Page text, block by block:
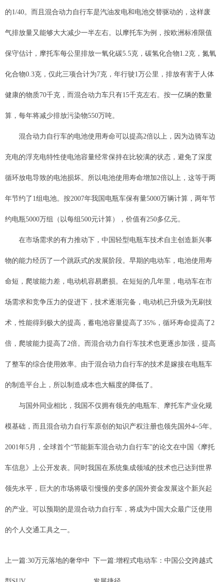
的1/40。而且混合动力自行车是汽油发电和电池交替驱动的，这样废
气排放量又能够大大减少一半左右。以摩托车为例，按欧洲标准限值
保守估计，摩托车每公里排放一氧化碳5.5克，碳氢化合物1.2克，氮氧
化合物0.3克，仅此三项合计为7克，年行驶1万公里，排放有害于人体
健康的物质70千克，而混合动力车只有15千克左右。按一亿辆的数量
算，每年将减少排放污染物550万吨。
混合动力自行车的电池使用寿命可以提高2倍以上，因为边骑车边
充电的浮充电特性使电池容量经常保持在比较满的状态，避免了深度
循环放电导致的电池损坏。所以电池使用寿命增加2倍以上，这等于两
年节约了1组电池。按2007年我国电瓶车保有量5000万辆计算，两年节
约电瓶5000万组（以每组500元计算），价值有250多亿元。
在市场需求的有力推动下，中国轻型电瓶车技术自主创造新兴事
物的能力经历了一个跳跃式的发展阶段。早期的电动车，电池使用寿
命短，爬坡能力差，电动机容易磨损。在短短的几年里，电动车在市
场需求和竞争压力的促进下，技术逐渐完备，电动机已升级为无刷技
术，性能得到极大的提高，蓄电池容量提高了35%，循环寿命提高了2
倍，爬坡能力提高了2倍。而混合动力自行车技术也更逐步加强，提高
了整车的综合使用效率。由于混合动力自行车的技术是嫁接在电瓶车
的制造平台上，所以制造成本也大幅度的降低了。
与国外同业相比，我国不仅拥有领先的电瓶车、摩托车产业化规
模基础，而且混合动力自行车原创的知识产权注册也领先国外4~5年。
2001年5月，全球首个“节能新车混合动力自行车”的论文在中国《摩托
车信息》上公开发表。同时我国在系统集成领域的技术也已达到世界
领先水平，巨大的市场将吸引慢慢的变多的国外资金发展这个新兴起
的产业。可以预期的是混合动力自行车，将成为中国大众最广泛使用
的个人交通工具之一。
上一篇:30万元落地的奢华中 下一篇:增程式电动车：中国公交跨越式